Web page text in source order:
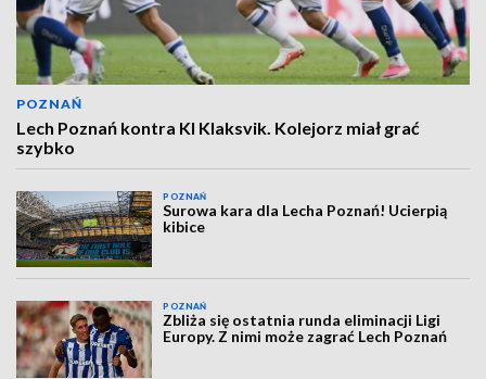
POZNAŃ
Lech Poznań kontra KI Klaksvik. Kolejorz miał grać
szybko
POZNAŃ
Surowa kara dla Lecha Poznań! Ucierpią
kibice
POZNAŃ
Zbliża się ostatnia runda eliminacji Ligi
Europy. Z nimi może zagrać Lech Poznań